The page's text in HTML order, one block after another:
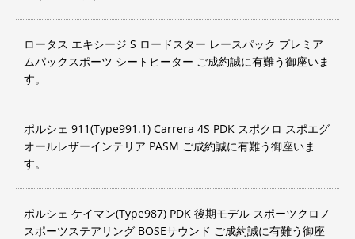
ロータス エキシージ S ロードスター レースパック プレミア
ムパックスポーツ シートヒーター ご成約誠に有難う御座いま
す。
ポルシェ 911(Type991.1) Carrera 4S PDK スポクロ スポエグ
オールレザーインテリア PASM ご成約誠に有難う御座いま
す。
ポルシェ ケイマン(Type987) PDK 後期モデル スポーツクロノ
スポーツステアリング BOSEサウンド ご成約誠に有難う御座